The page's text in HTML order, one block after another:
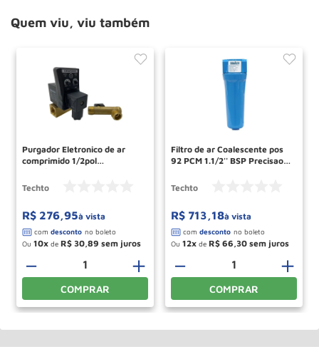
Quem viu, viu também
Purgador Eletronico de ar
comprimido 1/2pol
Techto
R$ 276,95à vista
Ou 10 de R$ 30,89
＋
－
COMPRAR
Filtro de ar Coalescente pos
92 PCM 1.1/2'' BSP Precisao
Techto
R$ 713,18à vista
Ou 12 de R$ 66,30
＋
－
COMPRAR